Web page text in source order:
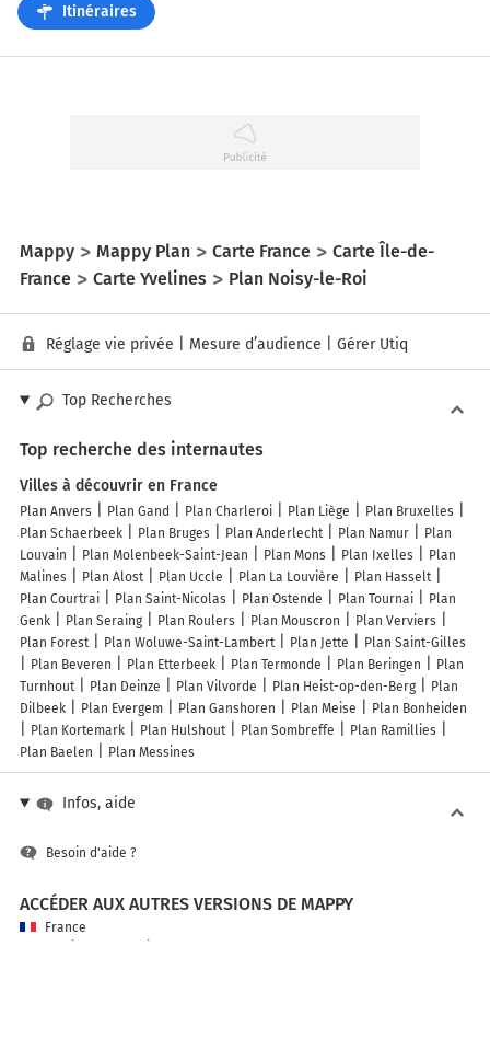
Itinéraires
Mappy Mappy Plan Carte France
Carte Île-de-
France
Carte Yvelines Plan Noisy-le-Roi
Réglage vie privée Mesure d’audience Gérer Utiq
Top Recherches
Top recherche des internautes
Villes à découvrir en France
Plan Anvers Plan Gand Plan Charleroi Plan Liège
Plan Bruxelles
Plan Schaerbeek
Plan Bruges Plan Anderlecht Plan Namur
Plan
Louvain
Plan Molenbeek-Saint-Jean Plan Mons Plan Ixelles
Plan
Malines
Plan Alost Plan Uccle Plan La Louvière
Plan Hasselt
Plan Courtrai
Plan Saint-Nicolas Plan Ostende Plan Tournai
Plan
Genk
Plan Seraing Plan Roulers Plan Mouscron
Plan Verviers
Plan Forest
Plan Woluwe-Saint-Lambert Plan Jette
Plan Saint-Gilles
Plan Beveren
Plan Etterbeek Plan Termonde Plan Beringen
Plan
Turnhout
Plan Deinze Plan Vilvorde Plan Heist-op-den-Berg
Plan
Dilbeek
Plan Evergem Plan Ganshoren Plan Meise
Plan Bonheiden
Plan Kortemark
Plan Hulshout Plan Sombreffe
Plan Ramillies
Plan Baelen
Plan Messines
Infos, aide
Besoin d'aide ?
ACCÉDER AUX AUTRES VERSIONS DE MAPPY
France